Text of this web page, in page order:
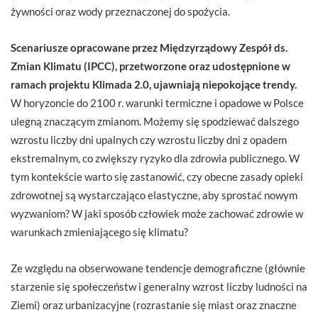
żywności oraz wody przeznaczonej do spożycia.
Scenariusze opracowane przez Międzyrządowy Zespół ds.
Zmian Klimatu (IPCC), przetworzone oraz udostępnione w
ramach projektu Klimada 2.0, ujawniają niepokojące trendy.
W horyzoncie do 2100 r. warunki termiczne i opadowe w Polsce
ulegną znaczącym zmianom. Możemy się spodziewać dalszego
wzrostu liczby dni upalnych czy wzrostu liczby dni z opadem
ekstremalnym, co zwiększy ryzyko dla zdrowia publicznego. W
tym kontekście warto się zastanowić, czy obecne zasady opieki
zdrowotnej są wystarczająco elastyczne, aby sprostać nowym
wyzwaniom? W jaki sposób człowiek może zachować zdrowie w
warunkach zmieniającego się klimatu?
Ze względu na obserwowane tendencje demograficzne (głównie
starzenie się społeczeństw i generalny wzrost liczby ludności na
Ziemi) oraz urbanizacyjne (rozrastanie się miast oraz znaczne